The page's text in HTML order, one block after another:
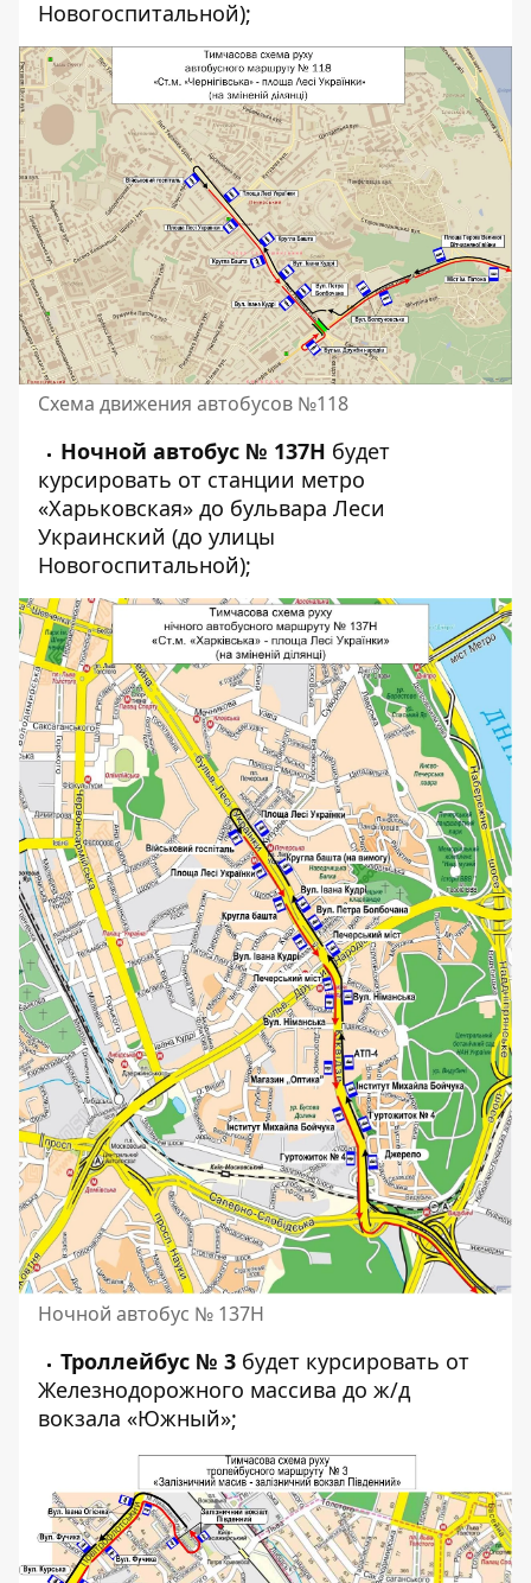
Новогоспитальной);
Схема движения автобусов №118
Ночной автобус № 137Н будет
курсировать от станции метро
«Харьковская» до бульвара Леси
Украинский (до улицы
Новогоспитальной);
Ночной автобус № 137Н
Троллейбус № 3 будет курсировать от
Железнодорожного массива до ж/д
вокзала «Южный»;